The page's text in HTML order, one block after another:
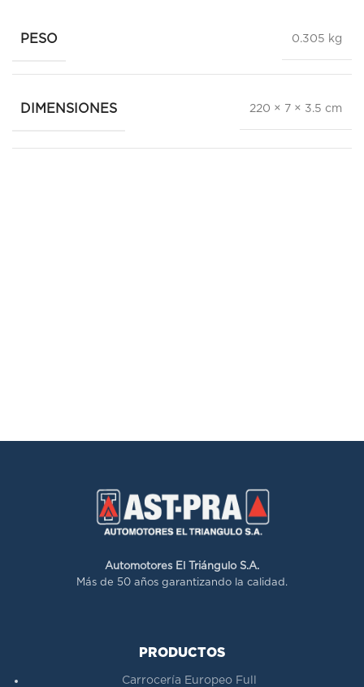
PESO 0.305 kg
DIMENSIONES 220 × 7 × 3.5 cm
Automotores El Triángulo S.A.
Más de 50 años garantizando la calidad.
PRODUCTOS
Carrocería Europeo Full